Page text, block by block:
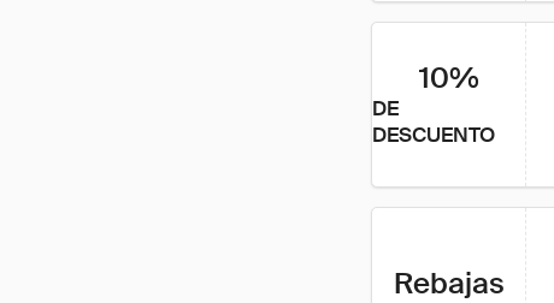
10%
DE
DESCUENTO
Rebajas